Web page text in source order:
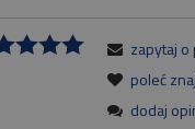
zapytaj
poleć
dodaj